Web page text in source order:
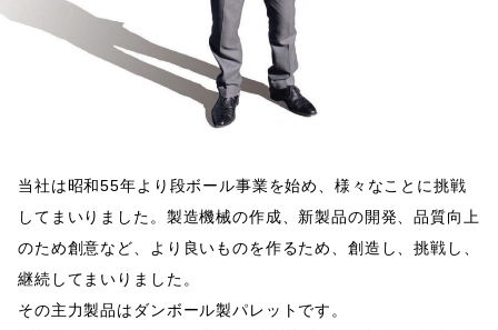
当社は昭和55年より段ボール事業を始め、様々なことに挑戦
してまいりました。 製造機械の作成、新製品の開発、品質向上
のため創意など、
より良いものを作るため、創造し、挑戦し、
継続してまいりました。
その主力製品はダンボール製パレットです。